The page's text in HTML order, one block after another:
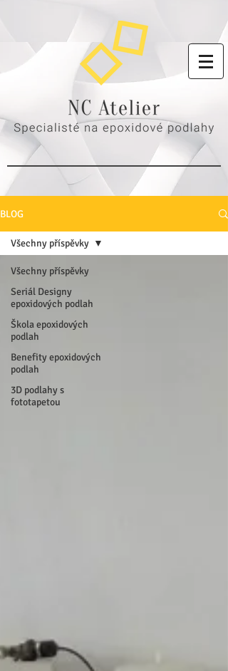
BLOG
Všechny příspěvky
Seriál Designy
epoxidových podlah
Škola epoxidových
podlah
Benefity epoxidových
podlah
3D podlahy s
fototapetou
Všechny příspěvky